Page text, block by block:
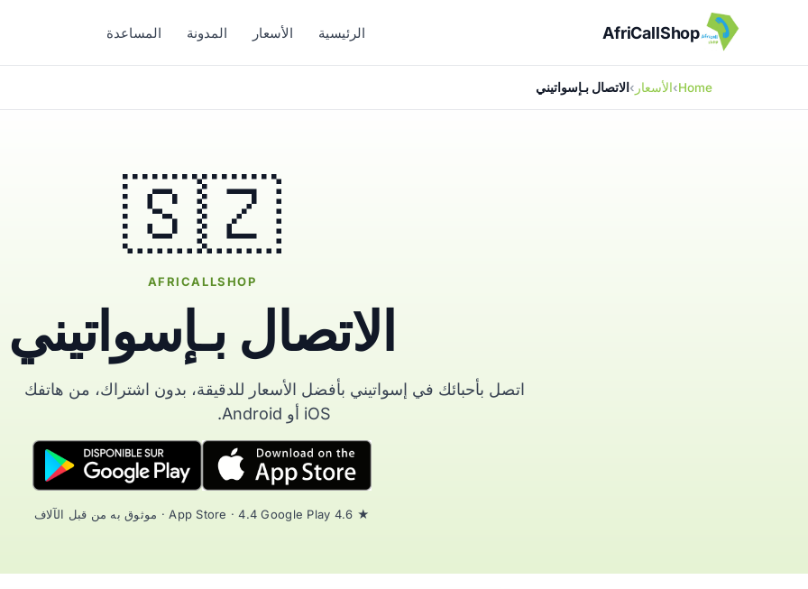
AfriCallShop الرئيسية الأسعار المدونة المساعدة
Home الأسعار الاتصال بـإسواتيني
🇸🇿
AFRICALLSHOP
الاتصال بـإسواتيني
اتصل بأحبائك في إسواتيني بأفضل الأسعار للدقيقة، بدون اشتراك، من هاتفك
iOS أو Android.
★ 4.6 App Store · 4.4 Google Play · موثوق به من قبل الآلاف